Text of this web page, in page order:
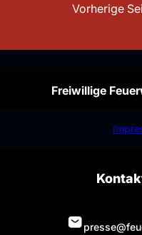
Vorherige
Freiwillige